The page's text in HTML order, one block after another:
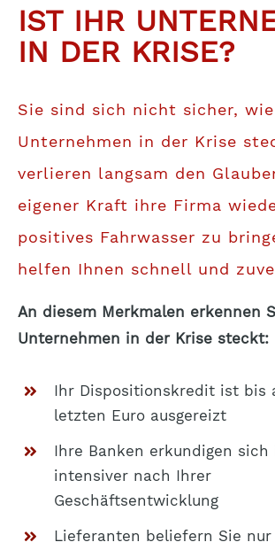
IST IHR
IN DER KRISE?
Sie sind sich nicht sicher,
Unternehmen in der Krise
verlieren langsam den
eigener Kraft ihre Firma
positives Fahrwasser zu
helfen Ihnen schnell und
An diesem Merkmalen erkennen
Unternehmen in der Krise steckt:
Ihr Dispositionskredit ist bis
letzten Euro ausgereizt
Ihre Banken erkundigen sich
intensiver nach Ihrer
Geschäftsentwicklung
Lieferanten beliefern Sie nur